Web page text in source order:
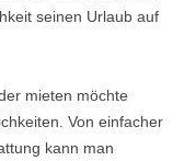
seinen Urlaub auf
mieten möchte
Von einfacher
kann man